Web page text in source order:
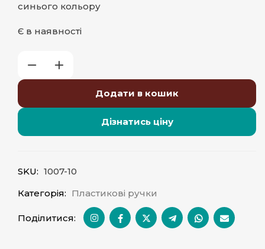
синього кольору
Є в наявності
Додати в кошик
Дізнатись ціну
SKU: 1007-10
Категорія: Пластикові ручки
Поділитися: